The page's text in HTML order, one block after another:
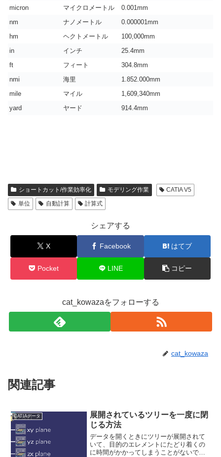
micron
マイクロメートル
0.001mm
nm
ナノメートル
0.000001mm
hm
ヘクトメートル
100,000mm
in
インチ
25.4mm
ft
フィート
304.8mm
nmi
海里
1.852.000mm
mile
マイル
1,609,340mm
yard
ヤード 914.4mm
ショートカット/作業効率化 モデリング作業
CATIA V5
単位
自動計算 計算式
シェアする
X Facebook はてブ
Pocket LINE コピー
cat_kowazaをフォローする
cat_kowaza
関連記事
CATIAデータ
展開されているツリーを一度に閉
じる方法
データを開くときにツリーが展開されて
いて、目的のエレメントにたどり着くの
に時間がかかってしまうことがないでし